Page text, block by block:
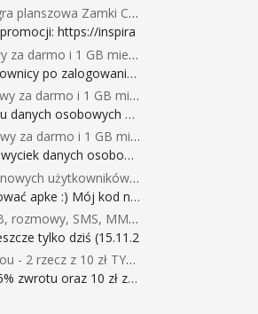
planszowa Zamki Caladale za 39zł
https://inspira
darmo i 1 GB miesięcznie
po zalogowaniu do
za darmo i 1 GB miesięcznie
osobowych a nieo
za darmo i 1 GB miesięcznie
danych osobowych
Google Pay (dawniej Android Pay)
apke :) Mój kod na 40
MMS bez limitu przez 6 miesięcy za darmo za przeniesienie numeru do Play NEXT
tylko dziś (15.11.2
rzecz z 10 zł TYLKO DZISIAJ
zwrotu oraz 10 zł za r